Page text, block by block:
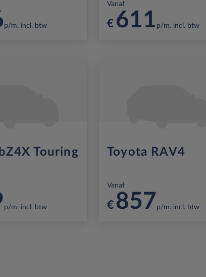
p/m. incl. btw
Vanaf
€ 611 p/m. incl. btw
Touring
p/m. incl. btw
Toyota RAV4
Vanaf
€ 857 p/m. incl. btw